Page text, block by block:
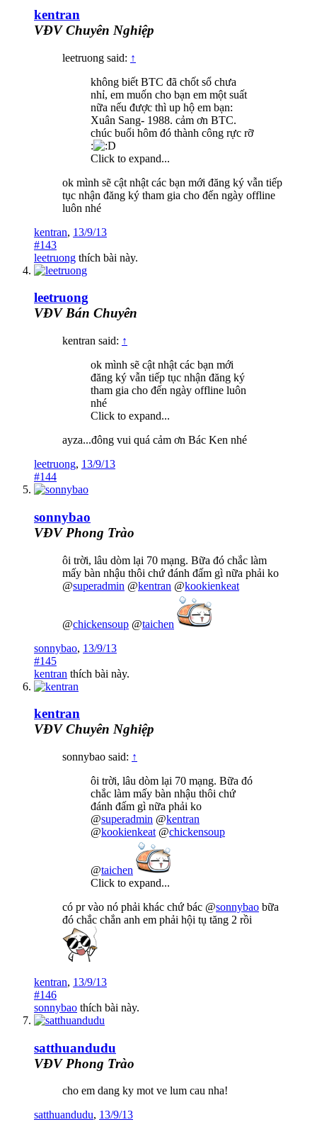
kentran
VĐV Chuyên Nghiệp
leetruong said: ↑
không biết BTC đã chốt sổ chưa
nhỉ, em muốn cho bạn em một suất
nữa nếu được thì up hộ em bạn:
Xuân Sang- 1988. cảm ơn BTC.
chúc buổi hôm đó thành công rực rỡ
:
Click to expand...
ok mình sẽ cật nhật các bạn mới đăng ký vẫn tiếp
tục nhận đăng ký tham gia cho đến ngày offline
luôn nhé
kentran, 13/9/13
#143
leetruong thích bài này.
leetruong
VĐV Bán Chuyên
kentran said: ↑
ok mình sẽ cật nhật các bạn mới
đăng ký vẫn tiếp tục nhận đăng ký
tham gia cho đến ngày offline luôn
nhé
Click to expand...
ayza...đông vui quá cảm ơn Bác Ken nhé
leetruong, 13/9/13
#144
sonnybao
VĐV Phong Trào
ôi trời, lâu dòm lại 70 mạng. Bữa đó chắc làm
mấy bàn nhậu thôi chứ đánh đấm gì nữa phải ko
@superadmin @kentran @kookienkeat
@chickensoup @taichen
sonnybao, 13/9/13
#145
kentran thích bài này.
kentran
VĐV Chuyên Nghiệp
sonnybao said: ↑
ôi trời, lâu dòm lại 70 mạng. Bữa đó
chắc làm mấy bàn nhậu thôi chứ
đánh đấm gì nữa phải ko
@superadmin @kentran
@kookienkeat @chickensoup
@taichen
Click to expand...
có pr vào nó phải khác chứ bác @sonnybao bữa
đó chắc chắn anh em phải hội tụ tăng 2 rồi
kentran, 13/9/13
#146
sonnybao thích bài này.
satthuandudu
VĐV Phong Trào
cho em dang ky mot ve lum cau nha!
satthuandudu, 13/9/13